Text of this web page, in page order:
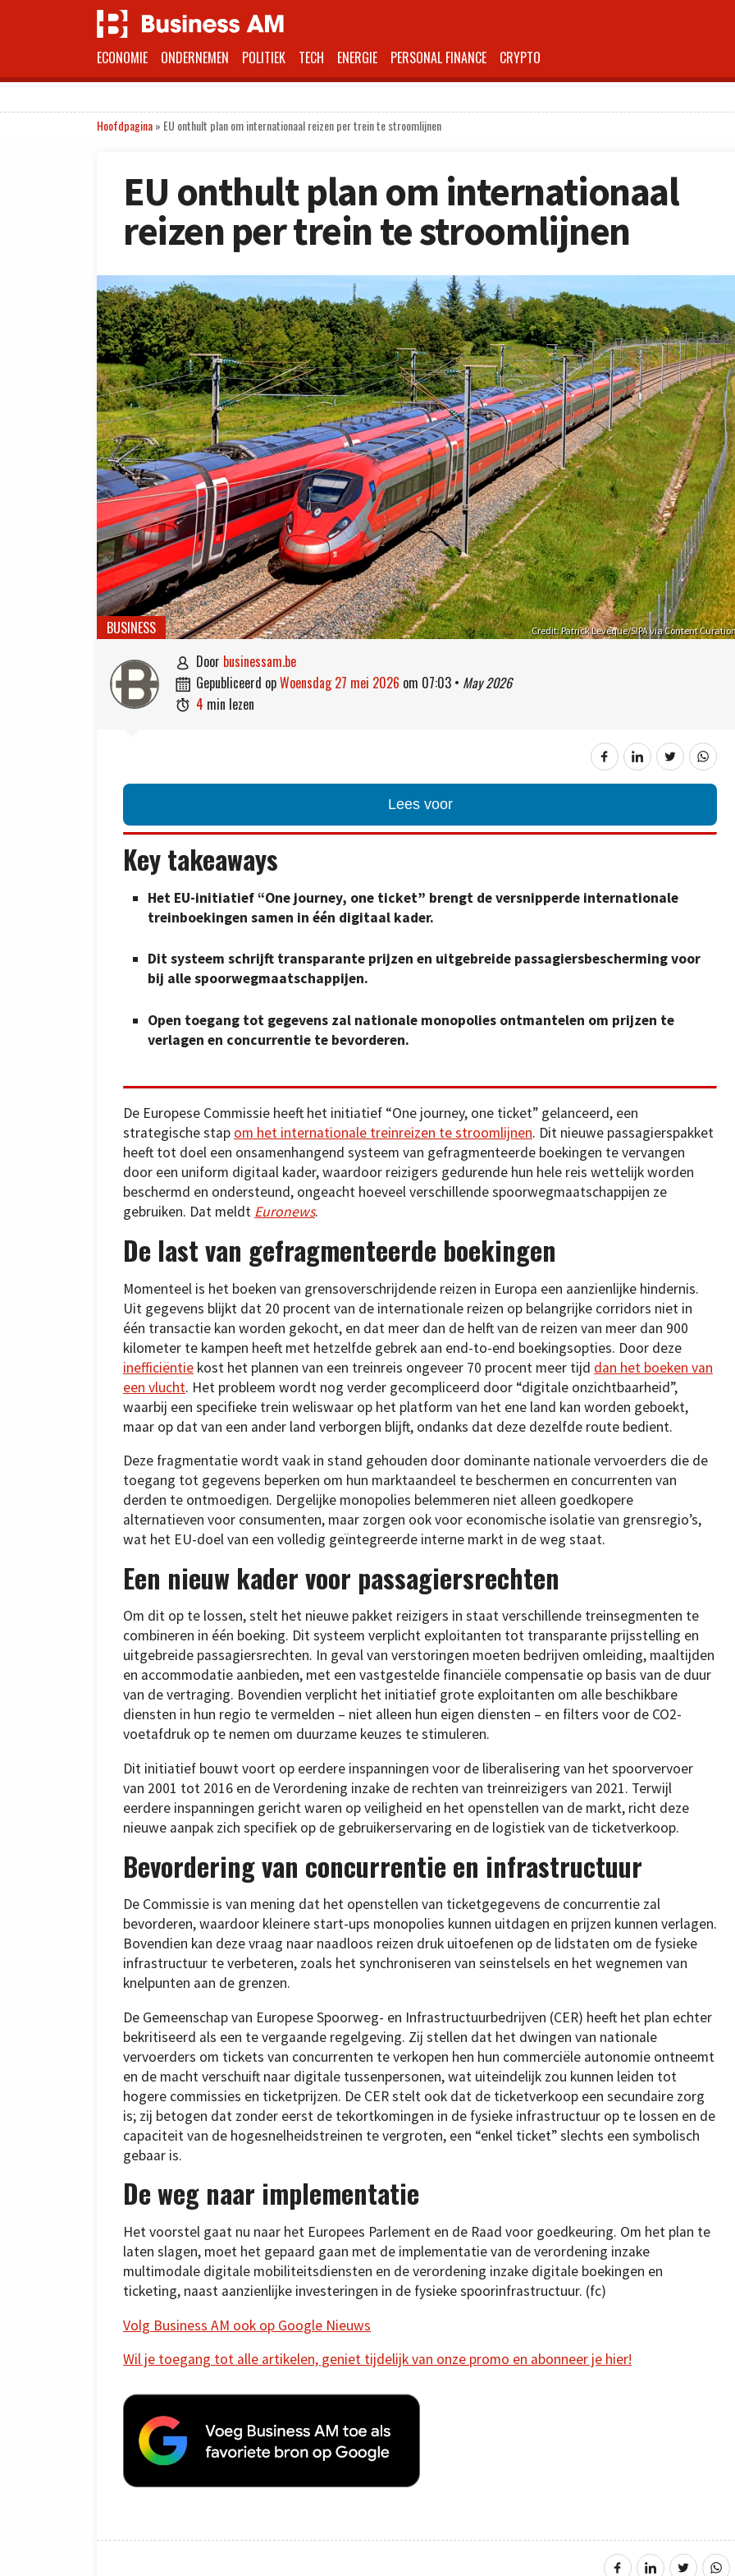
ECONOMIE ONDERNEMEN POLITIEK TECH ENERGIE PERSONAL FINANCE CRYPTO
Hoofdpagina» EU onthult plan om internationaal reizen per trein te stroomlijnen
EU onthult plan om internationaal
reizen per trein te stroomlijnen
Credit: Patrick Leveque/SIPA via Content
BUSINESS
 door businessam.be
 gepubliceerd op woensdag 27 mei 2026 om 07:03 • May 2026
 4 min lezen
Lees voor
Key takeaways
Het EU-initiatief “One journey, one ticket” brengt de versnipperde internationale
treinboekingen samen in één digitaal kader.
Dit systeem schrijft transparante prijzen en uitgebreide passagiersbescherming voor
bij alle spoorwegmaatschappijen.
Open toegang tot gegevens zal nationale monopolies ontmantelen om prijzen te
verlagen en concurrentie te bevorderen.
De Europese Commissie heeft het initiatief “One journey, one ticket” gelanceerd, een
strategische stap om het internationale treinreizen te stroomlijnen. Dit nieuwe passagierspakket
heeft tot doel een onsamenhangend systeem van gefragmenteerde boekingen te vervangen
door een uniform digitaal kader, waardoor reizigers gedurende hun hele reis wettelijk worden
beschermd en ondersteund, ongeacht hoeveel verschillende spoorwegmaatschappijen ze
gebruiken. Dat meldt Euronews.
De last van gefragmenteerde boekingen
Momenteel is het boeken van grensoverschrijdende reizen in Europa een aanzienlijke hindernis.
Uit gegevens blijkt dat 20 procent van de internationale reizen op belangrijke corridors niet in
één transactie kan worden gekocht, en dat meer dan de helft van de reizen van meer dan 900
kilometer te kampen heeft met hetzelfde gebrek aan end-to-end boekingsopties. Door deze
inefficiëntie kost het plannen van een treinreis ongeveer 70 procent meer tijd dan het boeken van
een vlucht. Het probleem wordt nog verder gecompliceerd door “digitale onzichtbaarheid”,
waarbij een specifieke trein weliswaar op het platform van het ene land kan worden geboekt,
maar op dat van een ander land verborgen blijft, ondanks dat deze dezelfde route bedient.
Deze fragmentatie wordt vaak in stand gehouden door dominante nationale vervoerders die de
toegang tot gegevens beperken om hun marktaandeel te beschermen en concurrenten van
derden te ontmoedigen. Dergelijke monopolies belemmeren niet alleen goedkopere
alternatieven voor consumenten, maar zorgen ook voor economische isolatie van grensregio’s,
wat het EU-doel van een volledig geïntegreerde interne markt in de weg staat.
Een nieuw kader voor passagiersrechten
Om dit op te lossen, stelt het nieuwe pakket reizigers in staat verschillende treinsegmenten te
combineren in één boeking. Dit systeem verplicht exploitanten tot transparante prijsstelling en
uitgebreide passagiersrechten. In geval van verstoringen moeten bedrijven omleiding, maaltijden
en accommodatie aanbieden, met een vastgestelde financiële compensatie op basis van de duur
van de vertraging. Bovendien verplicht het initiatief grote exploitanten om alle beschikbare
diensten in hun regio te vermelden – niet alleen hun eigen diensten – en filters voor de CO2-
voetafdruk op te nemen om duurzame keuzes te stimuleren.
Dit initiatief bouwt voort op eerdere inspanningen voor de liberalisering van het spoorvervoer
van 2001 tot 2016 en de Verordening inzake de rechten van treinreizigers van 2021. Terwijl
eerdere inspanningen gericht waren op veiligheid en het openstellen van de markt, richt deze
nieuwe aanpak zich specifiek op de gebruikerservaring en de logistiek van de ticketverkoop.
Bevordering van concurrentie en infrastructuur
De Commissie is van mening dat het openstellen van ticketgegevens de concurrentie zal
bevorderen, waardoor kleinere start-ups monopolies kunnen uitdagen en prijzen kunnen verlagen.
Bovendien kan deze vraag naar naadloos reizen druk uitoefenen op de lidstaten om de fysieke
infrastructuur te verbeteren, zoals het synchroniseren van seinstelsels en het wegnemen van
knelpunten aan de grenzen.
De Gemeenschap van Europese Spoorweg- en Infrastructuurbedrijven (CER) heeft het plan echter
bekritiseerd als een te vergaande regelgeving. Zij stellen dat het dwingen van nationale
vervoerders om tickets van concurrenten te verkopen hen hun commerciële autonomie ontneemt
en de macht verschuift naar digitale tussenpersonen, wat uiteindelijk zou kunnen leiden tot
hogere commissies en ticketprijzen. De CER stelt ook dat de ticketverkoop een secundaire zorg
is; zij betogen dat zonder eerst de tekortkomingen in de fysieke infrastructuur op te lossen en de
capaciteit van de hogesnelheidstreinen te vergroten, een “enkel ticket” slechts een symbolisch
gebaar is.
De weg naar implementatie
Het voorstel gaat nu naar het Europees Parlement en de Raad voor goedkeuring. Om het plan te
laten slagen, moet het gepaard gaan met de implementatie van de verordening inzake
multimodale digitale mobiliteitsdiensten en de verordening inzake digitale boekingen en
ticketing, naast aanzienlijke investeringen in de fysieke spoorinfrastructuur. (fc)
Volg Business AM ook op Google Nieuws
Wil je toegang tot alle artikelen, geniet tijdelijk van onze promo en abonneer je hier!